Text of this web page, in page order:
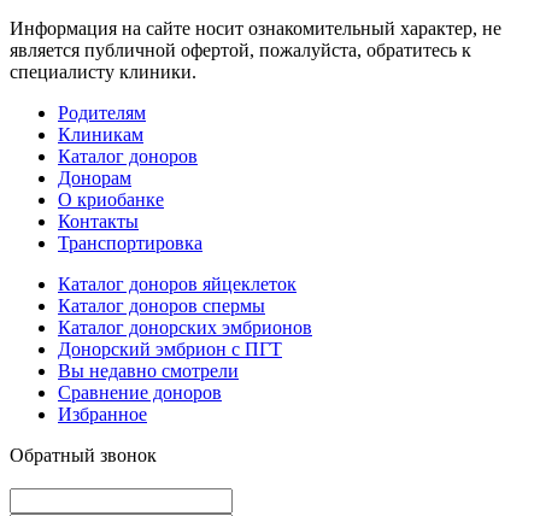
Информация на сайте носит ознакомительный характер, не
является публичной офертой, пожалуйста, обратитесь к
специалисту клиники.
Родителям
Клиникам
Каталог доноров
Донорам
О криобанке
Контакты
Транспортировка
Каталог доноров яйцеклеток
Каталог доноров спермы
Каталог донорских эмбрионов
Донорский эмбрион с ПГТ
Вы недавно смотрели
Сравнение доноров
Избранное
Обратный звонок